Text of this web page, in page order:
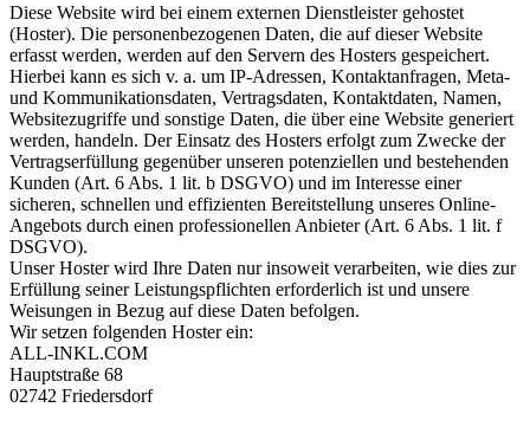
Diese Website wird bei einem externen Dienstleister gehostet
(Hoster). Die personenbezogenen Daten, die auf dieser Website
erfasst werden, werden auf den Servern des Hosters gespeichert.
Hierbei kann es sich v. a. um IP-Adressen, Kontaktanfragen, Meta-
und Kommunikationsdaten, Vertragsdaten, Kontaktdaten, Namen,
Websitezugriffe und sonstige Daten, die über eine Website generiert
werden, handeln. Der Einsatz des Hosters erfolgt zum Zwecke der
Vertragserfüllung gegenüber unseren potenziellen und bestehenden
Kunden (Art. 6 Abs. 1 lit. b DSGVO) und im Interesse einer
sicheren, schnellen und effizienten Bereitstellung unseres Online-
Angebots durch einen professionellen Anbieter (Art. 6 Abs. 1 lit. f
DSGVO).
Unser Hoster wird Ihre Daten nur insoweit verarbeiten, wie dies zur
Erfüllung seiner Leistungspflichten erforderlich ist und unsere
Weisungen in Bezug auf diese Daten befolgen.
Wir setzen folgenden Hoster ein:
ALL-INKL.COM
Hauptstraße 68
02742 Friedersdorf